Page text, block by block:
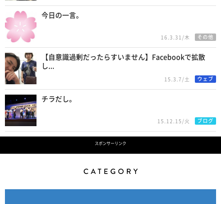
今日の一言。
16.3.31/木 その他
【自意識過剰だったらすいません】Facebookで拡散
し...
15.3.7/土 ウェブ
チラだし。
15.12.15/火 ブログ
スポンサーリンク